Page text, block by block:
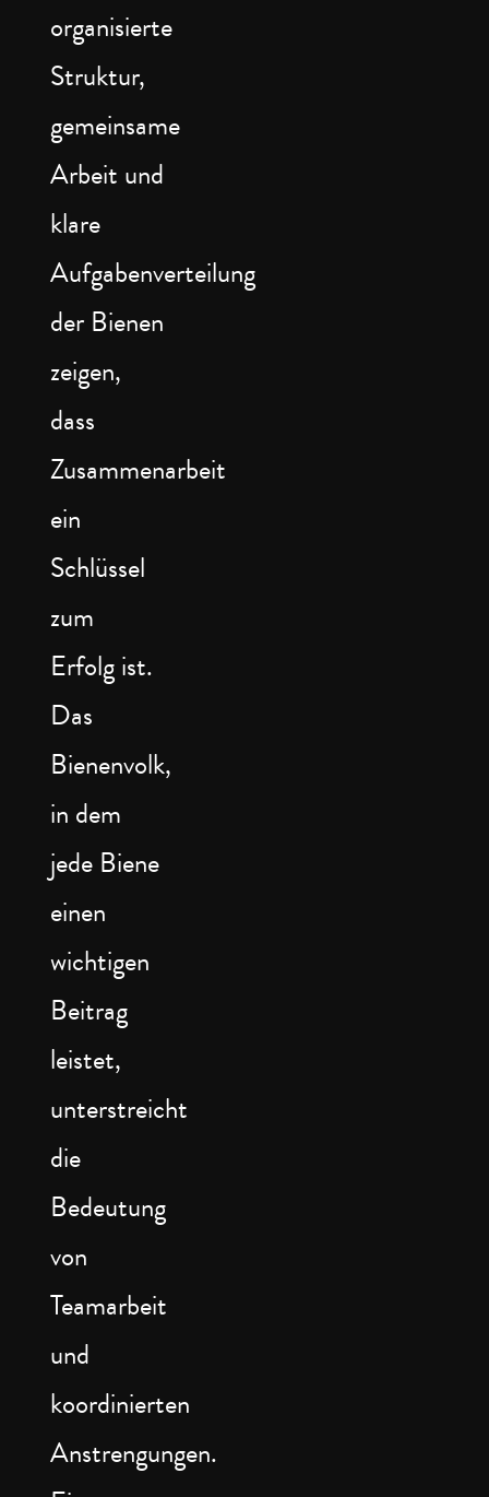
organisierte
Struktur,
gemeinsame
Arbeit und
klare
Aufgabenverteilung
der Bienen
zeigen,
dass
Zusammenarbeit
ein
Schlüssel
zum
Erfolg ist.
Das
Bienenvolk,
in dem
jede Biene
einen
wichtigen
Beitrag
leistet,
unterstreicht
die
Bedeutung
von
Teamarbeit
und
koordinierten
Anstrengungen.